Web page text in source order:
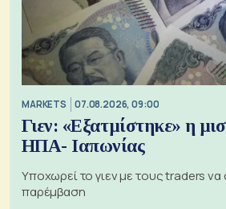
MARKETS 07.08.2026, 09:00
Γιεν: «Εξατμίστηκε» η
ΗΠΑ- Ιαπωνίας
Υποχωρεί το γιεν με τους traders να
παρέμβαση